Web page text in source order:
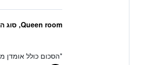
Queen room, סוג המיטה לא ידוע
*הסכום כולל אומדן